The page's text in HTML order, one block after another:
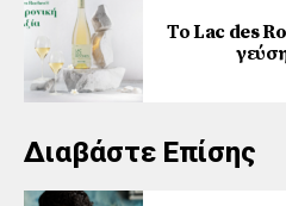
Το Lac des
Διαβάστε Επίσης